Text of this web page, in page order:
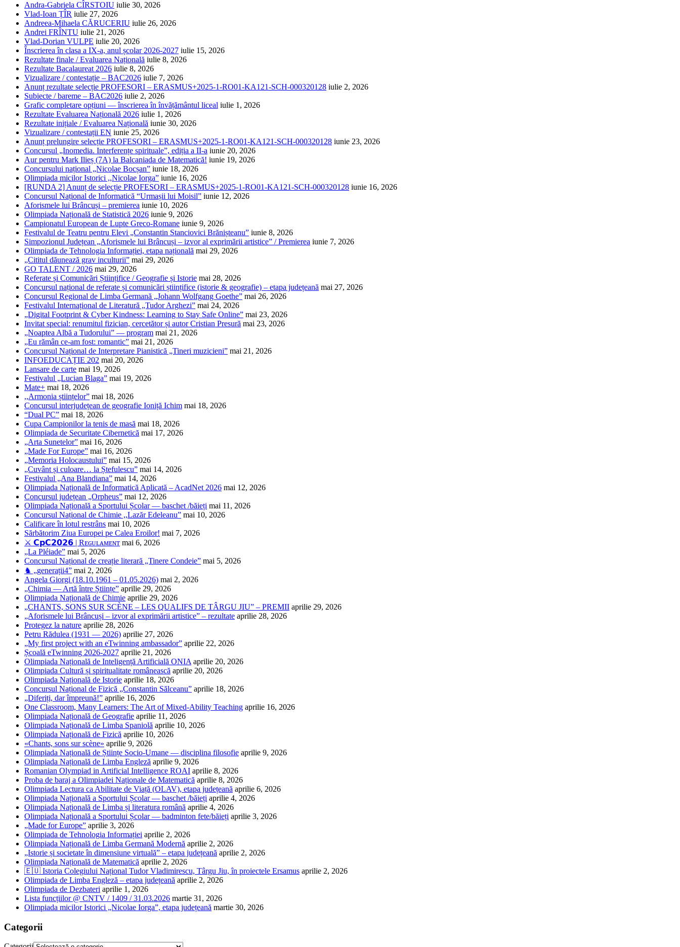
Andra-Gabriela CÎRSTOIU iulie 30, 2026
Vlad-Ioan ȚÎR iulie 27, 2026
Andreea-Mihaela CĂRUCERIU iulie 26, 2026
Andrei FRÎNTU iulie 21, 2026
Vlad-Dorian VULPE iulie 20, 2026
Înscrierea în clasa a IX-a, anul școlar 2026-2027 iulie 15, 2026
Rezultate finale / Evaluarea Națională iulie 8, 2026
Rezultate Bacalaureat 2026 iulie 8, 2026
Vizualizare / contestație – BAC2026 iulie 7, 2026
Anunț rezultate selecție PROFESORI – ERASMUS+2025-1-RO01-KA121-SCH-000320128 iulie 2, 2026
Subiecte / bareme – BAC2026 iulie 2, 2026
Grafic completare opțiuni — înscrierea în învățământul liceal iulie 1, 2026
Rezultate Evaluarea Națională 2026 iulie 1, 2026
Rezultate inițiale / Evaluarea Națională iunie 30, 2026
Vizualizare / contestații EN iunie 25, 2026
Anunț prelungire selecție PROFESORI – ERASMUS+2025-1-RO01-KA121-SCH-000320128 iunie 23, 2026
Concursul „Inomedia. Interferențe spirituale”, ediția a II-a iunie 20, 2026
Aur pentru Mark Ilieș (7A) la Balcaniada de Matematică! iunie 19, 2026
Concursului național „Nicolae Bocșan” iunie 18, 2026
Olimpiada micilor Istorici ,,Nicolae Iorga” iunie 16, 2026
[RUNDA 2] Anunț de selecție PROFESORI – ERASMUS+2025-1-RO01-KA121-SCH-000320128 iunie 16, 2026
Concursul Național de Informatică “Urmașii lui Moisil” iunie 12, 2026
Aforismele lui Brâncuși – premierea iunie 10, 2026
Olimpiada Națională de Statistică 2026 iunie 9, 2026
Campionatul European de Lupte Greco-Romane iunie 9, 2026
Festivalul de Teatru pentru Elevi „Constantin Stanciovici Brănișteanu” iunie 8, 2026
Simpozionul Județean „Aforismele lui Brâncuși – izvor al exprimării artistice” / Premierea iunie 7, 2026
Olimpiada de Tehnologia Informației, etapa națională mai 29, 2026
„Cititul dăunează grav inculturii” mai 29, 2026
GO TALENT / 2026 mai 29, 2026
Referate și Comunicări Științifice / Geografie și Istorie mai 28, 2026
Concursul național de referate și comunicări științifice (istorie & geografie) – etapa județeană mai 27, 2026
Concursul Regional de Limba Germană „Johann Wolfgang Goethe” mai 26, 2026
Festivalul Internațional de Literatură „Tudor Arghezi” mai 24, 2026
„Digital Footprint & Cyber Kindness: Learning to Stay Safe Online” mai 23, 2026
Invitat special: renumitul fizician, cercetător și autor Cristian Presură mai 23, 2026
„Noaptea Albă a Tudorului” — program mai 21, 2026
„Eu rămân ce-am fost: romantic” mai 21, 2026
Concursul Național de Interpretare Pianistică „Tineri muzicieni” mai 21, 2026
INFOEDUCAȚIE 202 mai 20, 2026
Lansare de carte mai 19, 2026
Festivalul „Lucian Blaga” mai 19, 2026
Mate+ mai 18, 2026
,,Armonia științelor” mai 18, 2026
Concursul interjudețean de geografie Ioniță Ichim mai 18, 2026
“Dual PC” mai 18, 2026
Cupa Campionilor la tenis de masă mai 18, 2026
Olimpiada de Securitate Cibernetică mai 17, 2026
„Arta Sunetelor” mai 16, 2026
„Made For Europe” mai 16, 2026
„Memoria Holocaustului” mai 15, 2026
„Cuvânt și culoare… la Ștefulescu” mai 14, 2026
Festivalul „Ana Blandiana” mai 14, 2026
Olimpiada Națională de Informatică Aplicată – AcadNet 2026 mai 12, 2026
Concursul județean „Orpheus” mai 12, 2026
Olimpiada Națională a Sportului Școlar — baschet /băieți mai 11, 2026
Concursul Național de Chimie ,,Lazăr Edeleanu” mai 10, 2026
Calificare în lotul restrâns mai 10, 2026
Sărbătorim Ziua Europei pe Calea Eroilor! mai 7, 2026
⚔️ 𝗖𝗽𝗖𝟮𝟬𝟮𝟲 | Rᴇɢᴜʟᴀᴍᴇɴᴛ mai 6, 2026
„La Pléiade” mai 5, 2026
Concursul Național de creație literară „Tinere Condeie” mai 5, 2026
♞ „generații4” mai 2, 2026
Angela Giorgi (18.10.1961 – 01.05.2026) mai 2, 2026
„Chimia — Artă între Științe” aprilie 29, 2026
Olimpiada Națională de Chimie aprilie 29, 2026
„CHANTS, SONS SUR SCÈNE – LES QUALIFS DE TÂRGU JIU” – PREMII aprilie 29, 2026
„Aforismele lui Brâncuși – izvor al exprimării artistice” – rezultate aprilie 28, 2026
Protegez la nature aprilie 28, 2026
Petru Rădulea (1931 — 2026) aprilie 27, 2026
„My first project with an eTwinning ambassador” aprilie 22, 2026
Școală eTwinning 2026-2027 aprilie 21, 2026
Olimpiada Națională de Inteligență Artificială ONIA aprilie 20, 2026
Olimpiada Cultură și spiritualitate românească aprilie 20, 2026
Olimpiada Națională de Istorie aprilie 18, 2026
Concursul Național de Fizică „Constantin Sălceanu” aprilie 18, 2026
„Diferiți, dar împreună!” aprilie 16, 2026
One Classroom, Many Learners: The Art of Mixed-Ability Teaching aprilie 16, 2026
Olimpiada Națională de Geografie aprilie 11, 2026
Olimpiada Națională de Limba Spaniolă aprilie 10, 2026
Olimpiada Națională de Fizică aprilie 10, 2026
«Chants, sons sur scène» aprilie 9, 2026
Olimpiada Națională de Științe Socio-Umane — disciplina filosofie aprilie 9, 2026
Olimpiada Națională de Limba Engleză aprilie 9, 2026
Romanian Olympiad in Artificial Intelligence ROAI aprilie 8, 2026
Proba de baraj a Olimpiadei Naționale de Matematică aprilie 8, 2026
Olimpiada Lectura ca Abilitate de Viață (OLAV), etapa județeană aprilie 6, 2026
Olimpiada Națională a Sportului Școlar — baschet /băieți aprilie 4, 2026
Olimpiada Națională de Limba și literatura română aprilie 4, 2026
Olimpiada Națională a Sportului Școlar — badminton fete/băieți aprilie 3, 2026
„Made for Europe” aprilie 3, 2026
Olimpiada de Tehnologia Informației aprilie 2, 2026
Olimpiada Națională de Limba Germană Modernă aprilie 2, 2026
„Istorie și societate în dimensiune virtuală” – etapa județeană aprilie 2, 2026
Olimpiada Națională de Matematică aprilie 2, 2026
🇪🇺 Istoria Colegiului Național Tudor Vladimirescu, Târgu Jiu, în proiectele Ersamus aprilie 2, 2026
Olimpiada de Limba Engleză – etapa județeană aprilie 2, 2026
Olimpiada de Dezbateri aprilie 1, 2026
Lista funcțiilor @ CNTV / 1409 / 31.03.2026 martie 31, 2026
Olimpiada micilor Istorici „Nicolae Iorga”, etapa județeană martie 30, 2026
Categorii